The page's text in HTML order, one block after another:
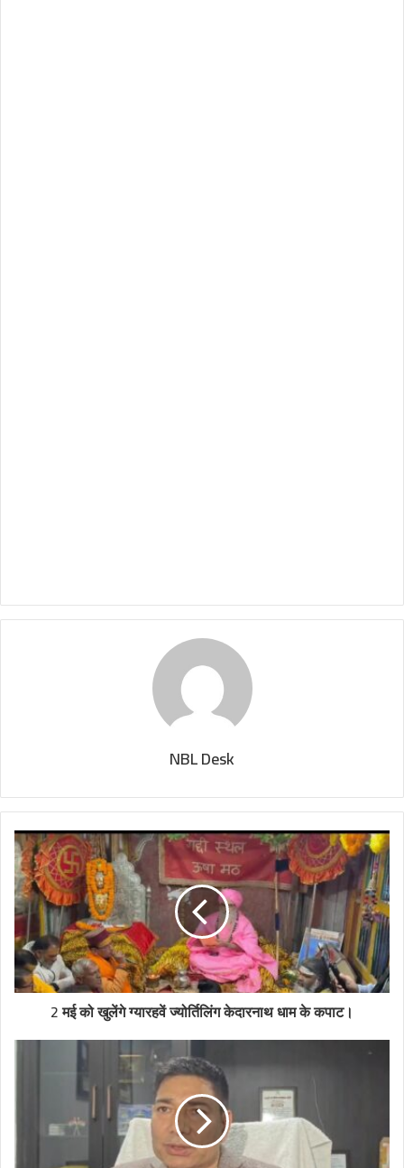
NBL Desk
2 मई को खुलेंगे ग्यारहवें ज्योर्तिलिंग केदारनाथ धाम के कपाट।